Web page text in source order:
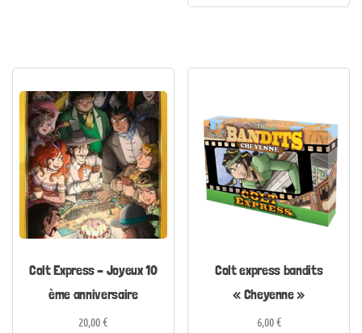
Colt Express – Joyeux 10
ème anniversaire
20,00€
Colt express bandits
« Cheyenne »
6,00€